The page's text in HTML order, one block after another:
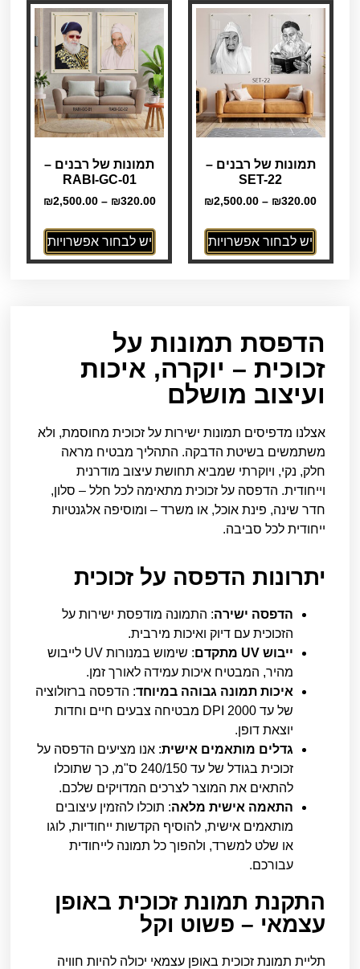
תמונות של רבנים –
SET-22
₪320.00
–
₪2,500.00
יש לבחור אפשרויות
תמונות של רבנים –
RABI-GC-01
₪320.00
–
₪2,500.00
יש לבחור אפשרויות
הדפסת תמונות על
זכוכית – יוקרה, איכות
ועיצוב מושלם
אצלנו מדפיסים תמונות ישירות על זכוכית מחוסמת, ולא
משתמשים בשיטת הדבקה. התהליך מבטיח מראה
חלק, נקי, ויוקרתי שמביא תחושת עיצוב מודרנית
וייחודית. הדפסה על זכוכית מתאימה לכל חלל – סלון,
חדר שינה, פינת אוכל, או משרד – ומוסיפה אלגנטיות
ייחודית לכל סביבה.
יתרונות הדפסה על זכוכית
הדפסה ישירה: התמונה מודפסת ישירות על
הזכוכית עם דיוק ואיכות מירבית.
ייבוש UV מתקדם
: שימוש במנורות UV לייבוש
מהיר, המבטיח איכות עמידה לאורך זמן.
איכות תמונה גבוהה במיוחד: הדפסה ברזולוציה
של עד 2000 DPI מבטיחה צבעים חיים וחדות
יוצאת דופן.
גדלים מותאמים אישית: אנו מציעים הדפסה על
זכוכית בגודל של עד 240/150 ס"מ, כך שתוכלו
להתאים את המוצר לצרכים המדויקים שלכם.
התאמה אישית מלאה: תוכלו להזמין עיצובים
מותאמים אישית, להוסיף הקדשות ייחודיות, לוגו
או שלט למשרד, ולהפוך כל תמונה לייחודית
עבורכם.
התקנת תמונת זכוכית באופן
עצמאי – פשוט וקל
תליית תמונת זכוכית באופן עצמאי יכולה להיות חוויה